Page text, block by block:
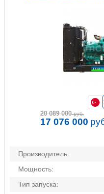
Производитель:
Мощность:
Тип запуска:
20 089 000 руб.
17 076 000